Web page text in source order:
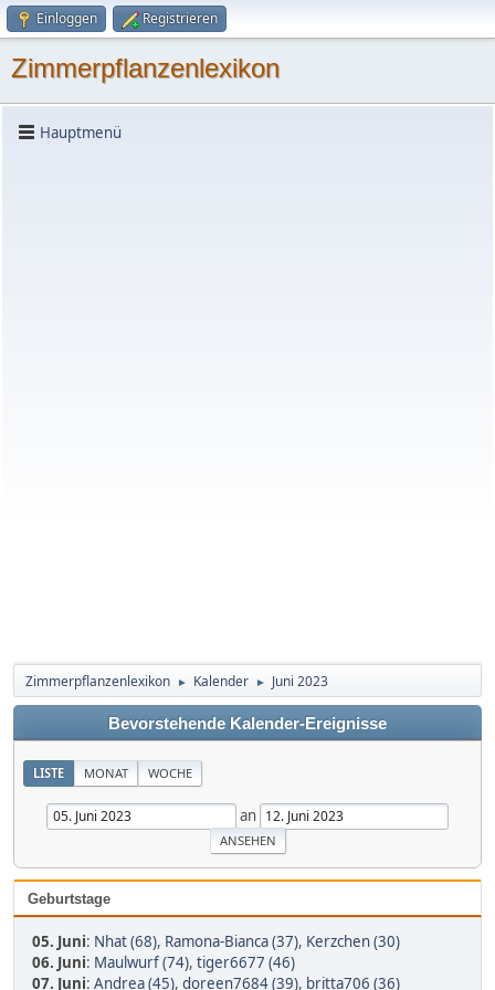
Einloggen Registrieren
Zimmerpflanzenlexikon
Hauptmenü
Zimmerpflanzenlexikon ► Kalender ► Juni 2023
Bevorstehende Kalender-Ereignisse
LISTE MONAT WOCHE
an
Geburtstage
05. Juni: Nhat (68), Ramona-Bianca (37), Kerzchen (30)
06. Juni: Maulwurf (74), tiger6677 (46)
07. Juni: Andrea (45), doreen7684 (39), britta706 (36)